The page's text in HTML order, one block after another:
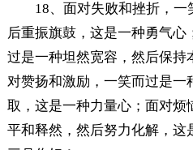
18、面对失败和挫折，一
后重振旗鼓，这是一种勇气心
过是一种坦然宽容，然后保持
对赞扬和激励，一笑而过是一
取，这是一种力量心；面对烦
平和释然，然后努力化解，这